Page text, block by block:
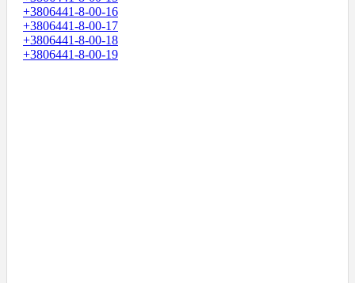
+3806441-8-00-16
+3806441-8-00-17
+3806441-8-00-18
+3806441-8-00-19